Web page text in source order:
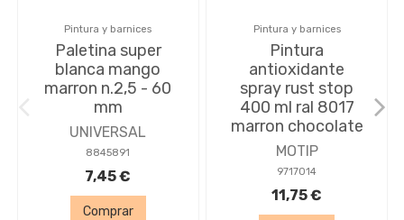
Pintura y barnices
Paletina super
blanca mango
marron n.2,5 - 60
mm
UNIVERSAL
8845891
7,45 €
Comprar
Pintura y barnices
Pintura
antioxidante
spray rust stop
400 ml ral 8017
marron chocolate
MOTIP
9717014
11,75 €